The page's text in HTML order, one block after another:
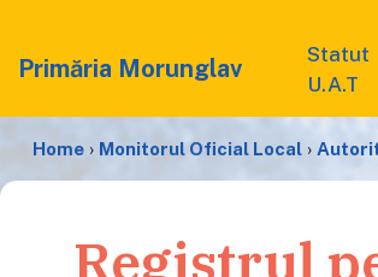
Primăria Morunglav
Statut
U.A.T
Home › Monitorul Oficial Local ›
Registrul